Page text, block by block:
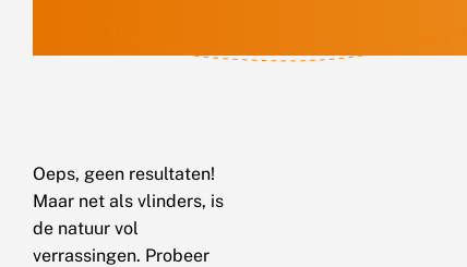
Oeps, geen resultaten!
Maar net als vlinders, is
de natuur vol
verrassingen. Probeer